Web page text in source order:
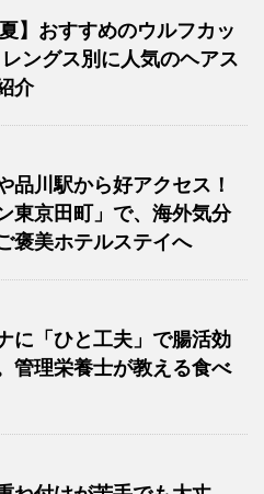
夏】おすすめのウルフカッ
レングス別に人気のヘアス
介
品川駅から好アクセス！
東京田町」で、海外気分
褒美ホテルステイへ
に「ひと工夫」で腸活効
管理栄養士が教える食べ